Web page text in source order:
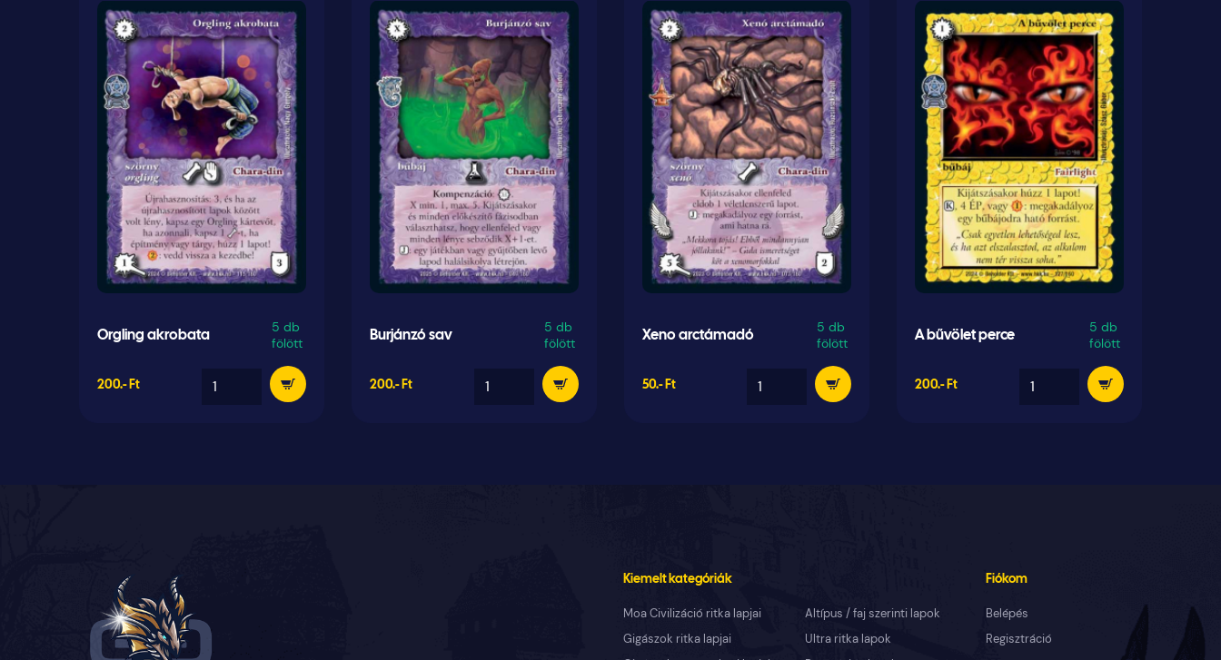
Orgling akrobata
5 db
fölött
200.- Ft
Burjánzó sav
5 db
fölött
200.- Ft
Xeno arctámadó
5 db
fölött
50.- Ft
A bűvölet perce
5 db
fölött
200.- Ft
Kiemelt kategóriák
Moa Civilizáció ritka lapjai
Gigászok ritka lapjai
Altípus / faj szerinti lapok
Ultra ritka lapok
Fiókom
Belépés
Regisztráció